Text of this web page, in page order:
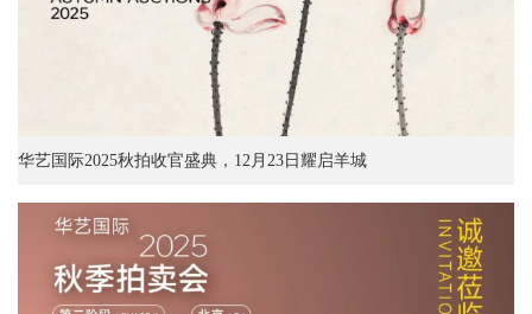
华艺国际2025秋拍收官盛典，12月23日耀启羊城